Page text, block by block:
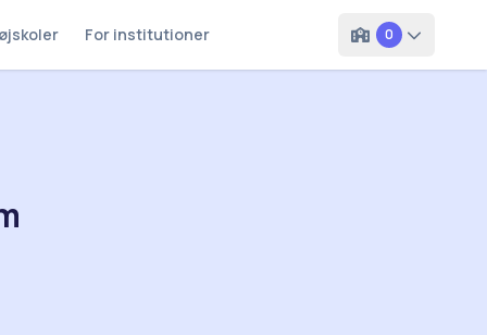
For institutioner 0